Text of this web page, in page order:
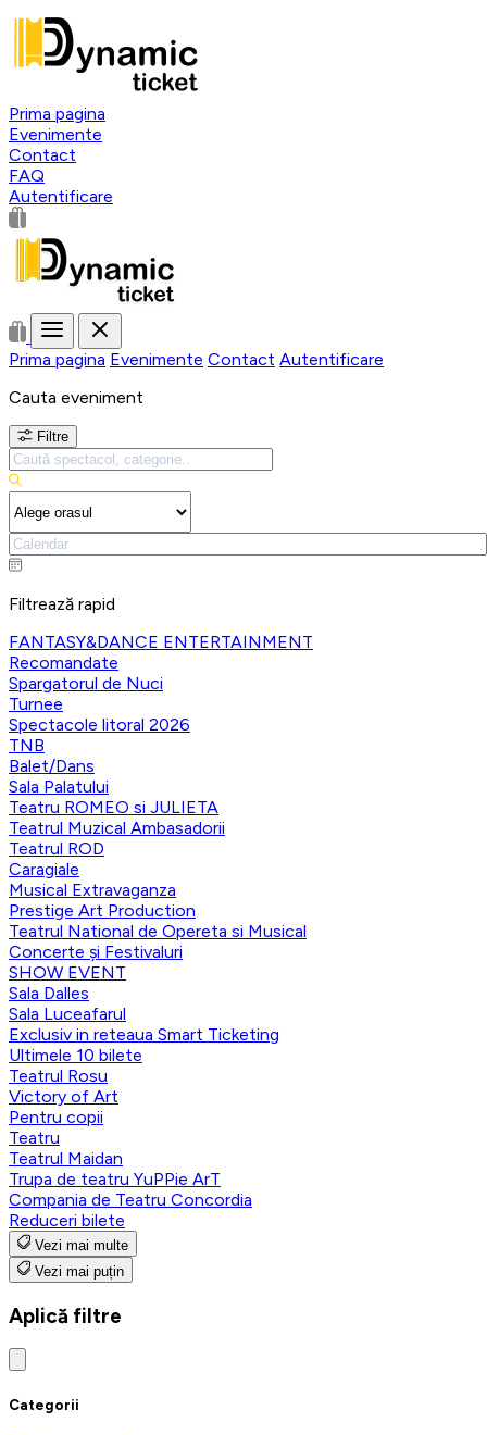
Prima pagina
Evenimente
Contact
FAQ
Autentificare
Prima pagina Evenimente Contact Autentificare
Cauta eveniment
Filtre
Filtrează rapid
FANTASY&DANCE ENTERTAINMENT
Recomandate
Spargatorul de Nuci
Turnee
Spectacole litoral 2026
TNB
Balet/Dans
Sala Palatului
Teatru ROMEO si JULIETA
Teatrul Muzical Ambasadorii
Teatrul ROD
Caragiale
Musical Extravaganza
Prestige Art Production
Teatrul National de Opereta si Musical
Concerte și Festivaluri
SHOW EVENT
Sala Dalles
Sala Luceafarul
Exclusiv in reteaua Smart Ticketing
Ultimele 10 bilete
Teatrul Rosu
Victory of Art
Pentru copii
Teatru
Teatrul Maidan
Trupa de teatru YuPPie ArT
Compania de Teatru Concordia
Reduceri bilete
Vezi mai multe
Vezi mai puțin
Aplică filtre
Categorii